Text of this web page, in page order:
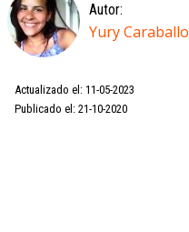
Autor:
Yury Caraballo
Actualizado el: 11-05-2023
Publicado el: 21-10-2020